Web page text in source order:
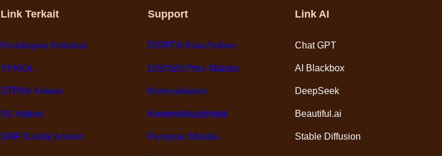
for
Link Terkait
Keuskupan Amboina
YPKKA
STPAK Ambon
RS Hative
SMP Katolik Ambon
Support
DISPEN Kota Ambon
DISPEN Prov. Maluku
Kemendismen
Kemendikbudristek
Pemprov. Maluku
Link AI
Chat GPT
AI Blackbox
DeepSeek
Beautiful.ai
Stable Diffusion